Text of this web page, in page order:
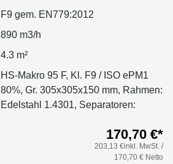
F9 gem. EN779:2012
890 m3/h
4.3 m²
HS-Makro 95 F, Kl. F9 / ISO ePM1
80%, Gr. 305x305x150 mm, Rahmen:
Edelstahl 1.4301, Separatoren:
Filter: Applikation für größere
Luftmenge, geringeren Druckverlust
170,70 €*
203,13 €inkl. MwSt. /
170,70 € Netto